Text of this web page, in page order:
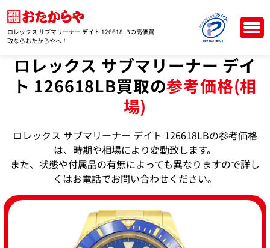
ロレックス サブマリーナー デイト 126618LBの高価買
取ならおたからやへ！
ロレックス サブマリーナー デイ
ト 126618LB買取の参考価格(相
場)
ロレックス サブマリーナー デイト 126618LBの参考価格
は、時期や相場により変動致します。
また、状態や付属品の有無によっても異なりますので詳し
くはお電話でお問い合わせください。